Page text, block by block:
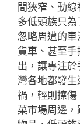
間狹窄、動
多低頭族只
忽略周遭的車
貨車、甚至
出，讓專注
灣各地都發
禍，輕則擦
菜市場周邊